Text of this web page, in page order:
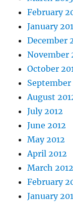
February
January
December
November
October
September
August
July 2012
June 2012
May 2012
April 2012
March 2012
February
January